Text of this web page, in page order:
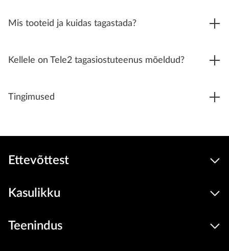
Mis tooteid ja kuidas tagastada?
Kellele on Tele2 tagasiostuteenus mõeldud?
Tingimused
Ettevõttest
Kasulikku
Teenindus